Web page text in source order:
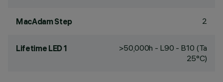
MacAdam Step 2
Lifetime LED 1
>50,000h - L90 - B10 (Ta
25°C)